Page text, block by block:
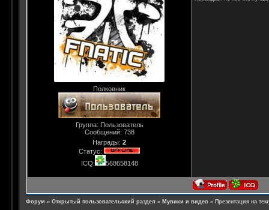
Полковник
Группа: Пользователь
Сообщений: 738
Награды: 2
Статус:
ICQ:
568658148
Форум » Открытый пользовательский раздел » Мувики и видео » Презентация на